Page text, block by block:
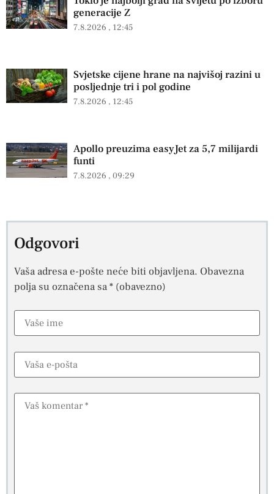
generacije Z
7.8.2026 12:45
Svjetske cijene hrane na najvišoj razini u
posljednje tri i pol godine
7.8.2026 12:45
Apollo preuzima easyJet za 5,7 milijardi
funti
7.8.2026 09:29
Odgovori
Vaša adresa e-pošte neće biti objavljena. Obavezna
polja su označena sa* (obavezno)